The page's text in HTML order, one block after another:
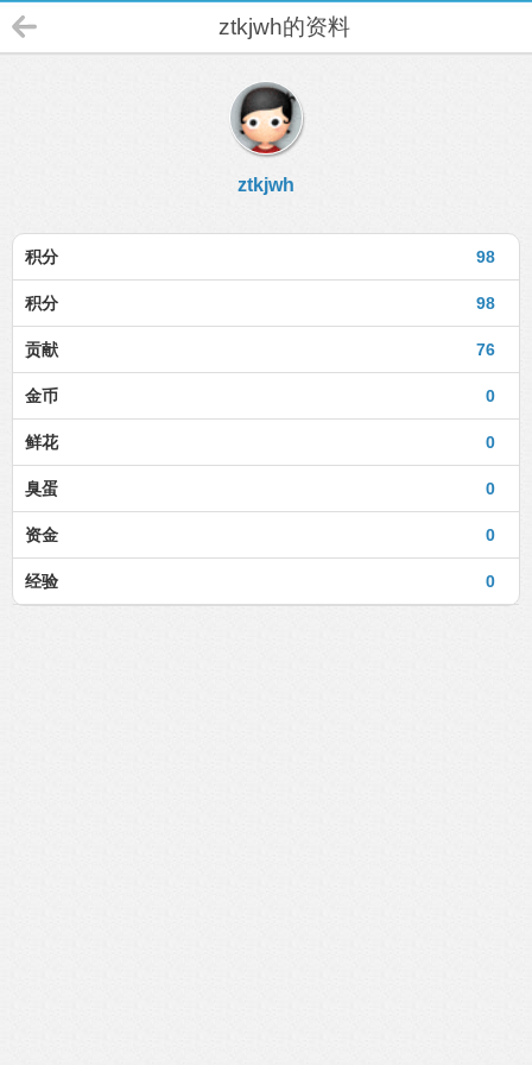
ztkjwh的资料
ztkjwh
98
积分
98
积分
76
贡献
0
金币
0
鲜花
0
臭蛋
0
资金
0
经验